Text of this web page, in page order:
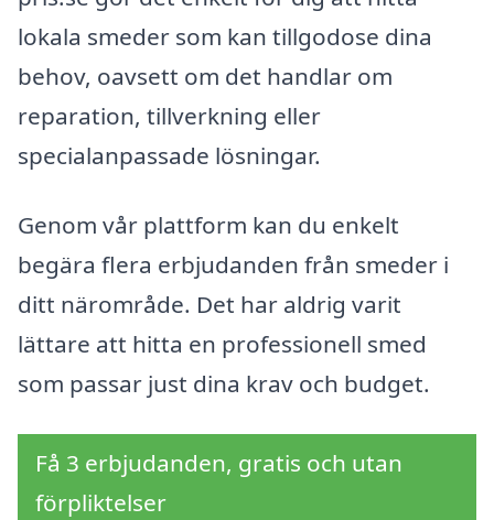
lokala smeder som kan tillgodose dina
behov, oavsett om det handlar om
reparation, tillverkning eller
specialanpassade lösningar.
Genom vår plattform kan du enkelt
begära flera erbjudanden från smeder i
ditt närområde. Det har aldrig varit
lättare att hitta en professionell smed
som passar just dina krav och budget.
Få 3 erbjudanden, gratis och utan
förpliktelser